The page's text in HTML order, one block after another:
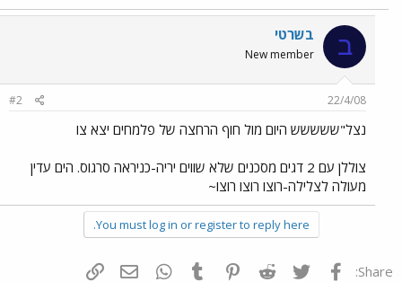
ב בשרטי
New member
22/4/08
#2
נצל"ששששש היום מול חוף הרחצה של פלמחים יצא צו
צוללן עם 2 דגים מסכנים שלא שווים יריה-כניראה סרגוס. הים עדין
מעולה לצלילה-רוצו רוצו רוצו~
You must log in or register to reply here.
Share: פייסבוק Twitter
Reddit
Pinterest
Tumblr
WhatsAppדואר אלקטרוני